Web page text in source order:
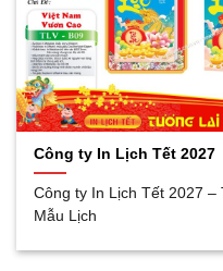
Công ty In Lịch Tết 2027
Công ty In Lịch Tết 2027
Mẫu Lịch